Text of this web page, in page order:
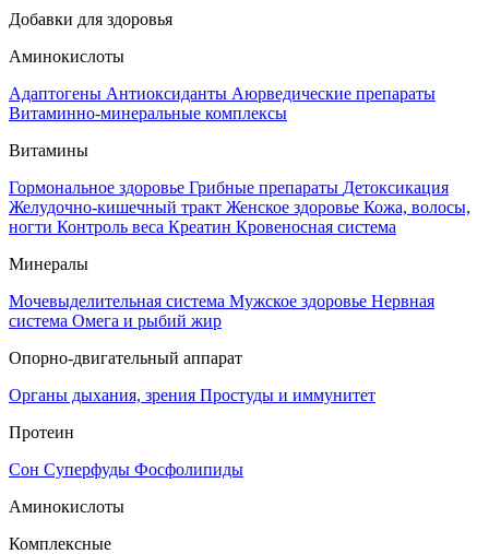
Добавки для здоровья
Аминокислоты
Адаптогены Антиоксиданты Аюрведические препараты
Витаминно-минеральные комплексы
Витамины
Гормональное здоровье Грибные препараты Детоксикация
Желудочно-кишечный тракт Женское здоровье Кожа, волосы,
ногти Контроль веса Креатин Кровеносная система
Минералы
Мочевыделительная система Мужское здоровье Нервная
система Омега и рыбий жир
Опорно-двигательный аппарат
Органы дыхания, зрения Простуды и иммунитет
Протеин
Сон Суперфуды Фосфолипиды
Аминокислоты
Комплексные